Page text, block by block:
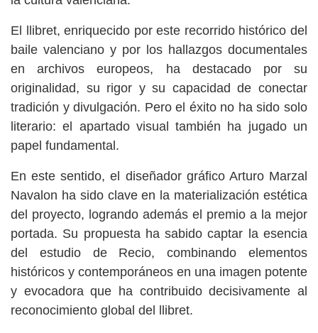
El llibret, enriquecido por este recorrido histórico del
baile valenciano y por los hallazgos documentales
en archivos europeos, ha destacado por su
originalidad, su rigor y su capacidad de conectar
tradición y divulgación. Pero el éxito no ha sido solo
literario: el apartado visual también ha jugado un
papel fundamental.
En este sentido, el diseñador gráfico Arturo Marzal
Navalon ha sido clave en la materialización estética
del proyecto, logrando además el premio a la mejor
portada. Su propuesta ha sabido captar la esencia
del estudio de Recio, combinando elementos
históricos y contemporáneos en una imagen potente
y evocadora que ha contribuido decisivamente al
reconocimiento global del llibret.